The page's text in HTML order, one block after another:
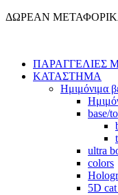
Μετάβαση
ΔΩΡΕΑΝ
ΠΑΡΑΓΓΕΛΙΕΣ
ΚΑΤΑΣΤΗΜΑ
Ημιμόνιμα
base/
ultra
colors
5D